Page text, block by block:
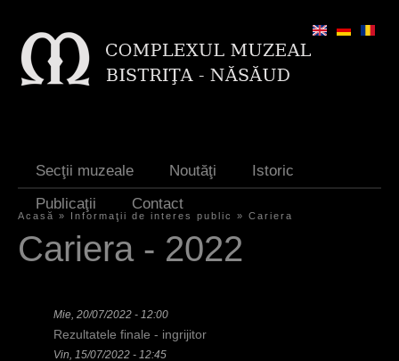
Secţii muzeale Noutăţi
Istoric
Publicaţii
Contact
E
Acasă » Informaţii de interes public » Cariera
Cariera - 2022
Mie, 20/07/2022 - 12:00
Rezultatele finale - ingrijitor
Vin, 15/07/2022 - 12:45